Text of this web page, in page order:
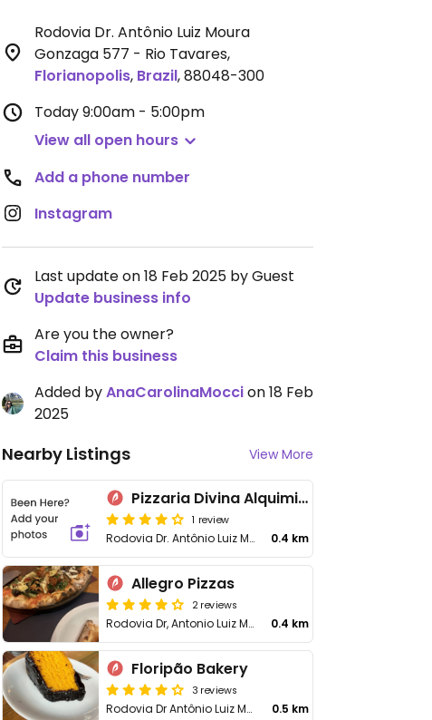
Rodovia Dr. Antônio Luiz Moura
Gonzaga 577 - Rio Tavares,
Florianopolis, Brazil,88048-300
Today9:00am - 5:00pm
View all open hours
Add a phone number
Instagram
Last update on 18 Feb 2025 by Guest
Update business info
Are you the owner?
Claim this business
Added byAnaCarolinaMoccion 18 Feb
2025
Nearby Listings View More
Pizzaria Divina Alquimia dos Sabores
1 review
Rodovia Dr. Antônio Luiz Moura Gonzaga, 923 - Casa 7 - Fundos 0.4 km
Allegro Pizzas
2 reviews
Rodovia Dr, Antonio Luiz Moura Gonzaga, 170 0.4 km
Floripão Bakery
3 reviews
Rodovia Dr Antônio Luiz Moura Gonzaga, 96 0.5 km